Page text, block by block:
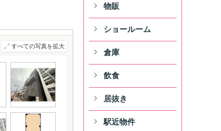
すべての写真を拡大
物販
ショールーム
倉庫
飲食
居抜き
駅近物件